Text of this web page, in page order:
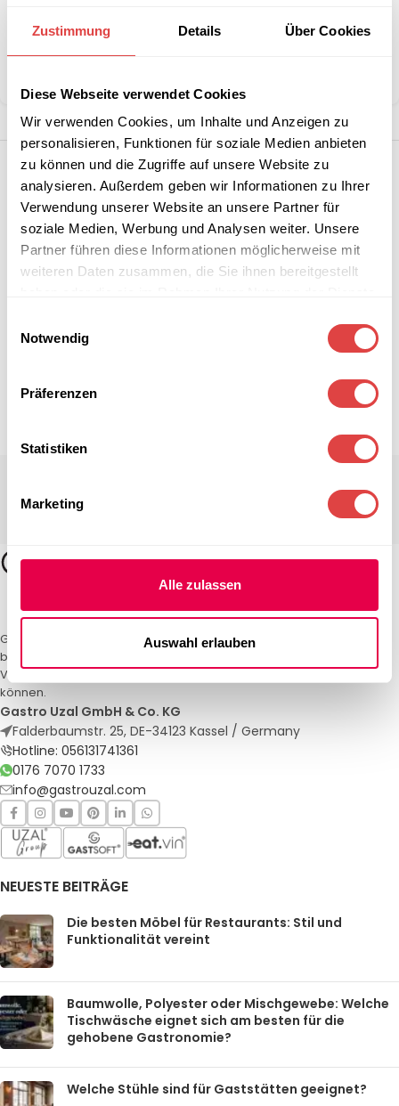
Zustimmung Details Über Cookies
Diese Webseite verwendet Cookies
Wir verwenden Cookies, um Inhalte und Anzeigen zu
personalisieren, Funktionen für soziale Medien anbieten
zu können und die Zugriffe auf unsere Website zu
analysieren. Außerdem geben wir Informationen zu Ihrer
Verwendung unserer Website an unsere Partner für
soziale Medien, Werbung und Analysen weiter. Unsere
Partner führen diese Informationen möglicherweise mit
weiteren Daten zusammen, die Sie ihnen bereitgestellt
Notwendig
Präferenzen
Statistiken
Marketing
Alle zulassen
Auswahl erlauben
Kategorie: Grills & Toaster
Gastro Uzal – Ihr Spezialist für Gastronomiemöbel und -textilien. Wir
bieten maßgeschneiderte Lösungen für Restaurants, Hotels und
Veranstaltungen. Qualität und Service, auf die Sie sich verlassen
können.
Gastro Uzal GmbH & Co. KG
Falderbaumstr. 25, DE-34123 Kassel / Germany
Hotline: 056131741361
0176 7070 1733
info@gastrouzal.com
NEUESTE BEITRÄGE
Die besten Möbel für Restaurants: Stil und
Funktionalität vereint
Baumwolle, Polyester oder Mischgewebe: Welche
Tischwäsche eignet sich am besten für die
gehobene Gastronomie?
Welche Stühle sind für Gaststätten geeignet?